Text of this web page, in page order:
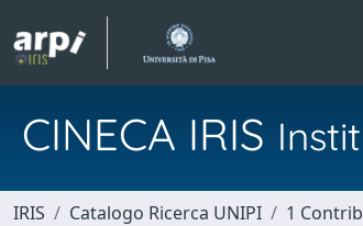
CINECA IRIS
IRIS Catalogo Ricerca UNIPI 1